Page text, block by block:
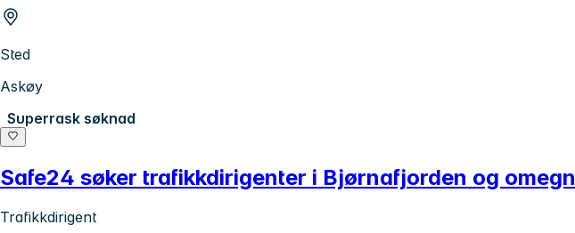
Sted
Askøy
Superrask søknad
Safe24 søker trafikkdirigenter i Bjørnafjorden og omegn
Trafikkdirigent